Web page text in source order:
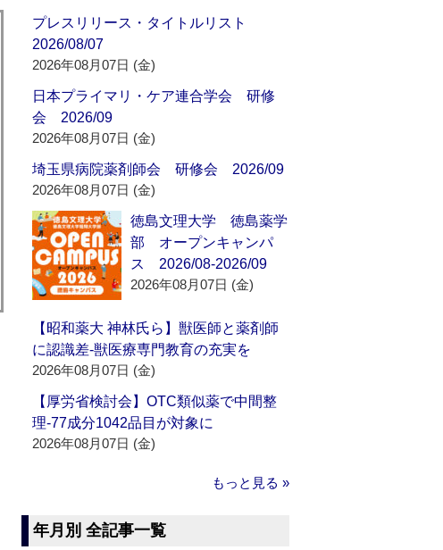
プレスリリース・タイトルリスト
2026/08/07
2026年08月07日 (金)
日本プライマリ・ケア連合学会 研修
会 2026/09
2026年08月07日 (金)
埼玉県病院薬剤師会 研修会 2026/09
2026年08月07日 (金)
徳島文理大学 徳島薬学
部 オープンキャンパ
ス 2026/08-2026/09
2026年08月07日 (金)
【昭和薬大 神林氏ら】獣医師と薬剤師
に認識差‐獣医療専門教育の充実を
2026年08月07日 (金)
【厚労省検討会】OTC類似薬で中間整
理‐77成分1042品目が対象に
2026年08月07日 (金)
もっと見る »
年月別 全記事一覧